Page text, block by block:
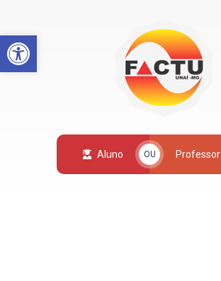
Open toolbar
Aluno OU Professor